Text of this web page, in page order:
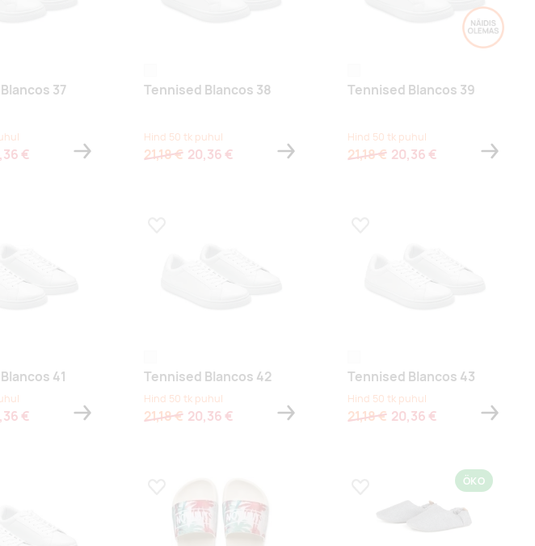
37
€
Tennised Blancos 38
Hind 50 tk puhul
21,18 € 20,36 €
Tennised Blancos 39
Hind 50 tk puhul
21,18 € 20,36 €
41
€
Tennised Blancos 42
Hind 50 tk puhul
21,18 € 20,36 €
Tennised Blancos 43
Hind 50 tk puhul
21,18 € 20,36 €
ÖKO